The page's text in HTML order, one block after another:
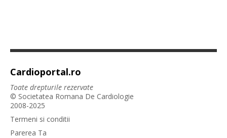
Cardioportal.ro
Toate drepturile rezervate
© Societatea Romana De Cardiologie
2008-2025
Termeni si conditii
Parerea Ta